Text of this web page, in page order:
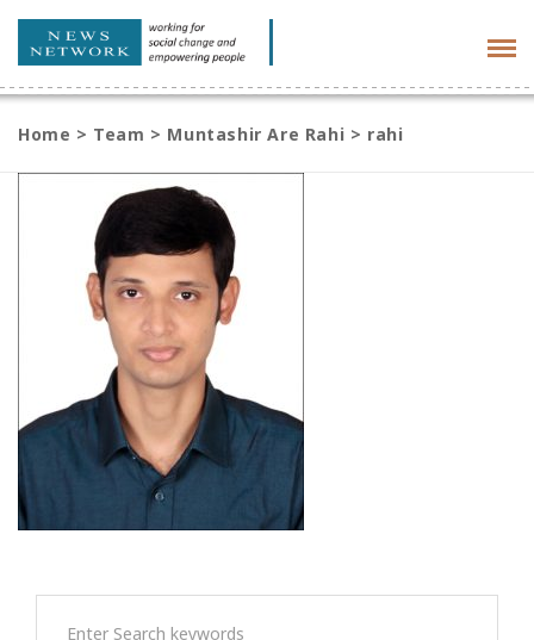
Home > Team > Muntashir Are Rahi > rahi